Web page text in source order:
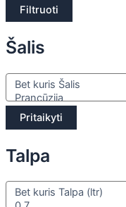
Filtruoti
Šalis
Pritaikyti
Talpa